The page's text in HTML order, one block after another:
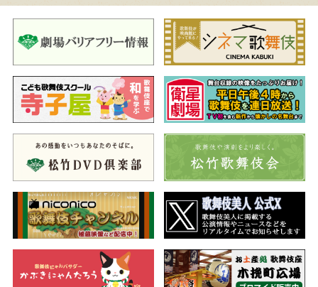
〈乍憚手引き口上〉（はばかりながらてびきこうじ
ょう）
（いせおんどこいのねたば）
伊勢神宮の神職である御師の福岡貢は、かつての主筋にあたる
今田万次郎のために、お家の重宝である名刀「青江下坂」を取り
返します。貢はやっとの思いで手に入れた刀を万次郎に返すた
め、賑わう古市の遊女屋油屋を訪れますが、万次郎と行き違いと
なり、家来筋で料理人の喜助に刀を預けます。一方、貢と恋仲の
油屋遊女お紺は、貢のために折紙（鑑定書）を手に入れようと、
敵方を油断させるためわざと貢に偽りの愛想尽かしをします。さ
と人を斬ってしまいます。しかし実は貢が手にしていた刀は…。
今から230年ほど前、伊勢の古市にあった遊郭・油屋で実際に起
きた事件を題材に、近松徳三がわずか3日で書き上げたといわれて
二、於染久松色讀販（おそめひさまつうきなのよみうり）